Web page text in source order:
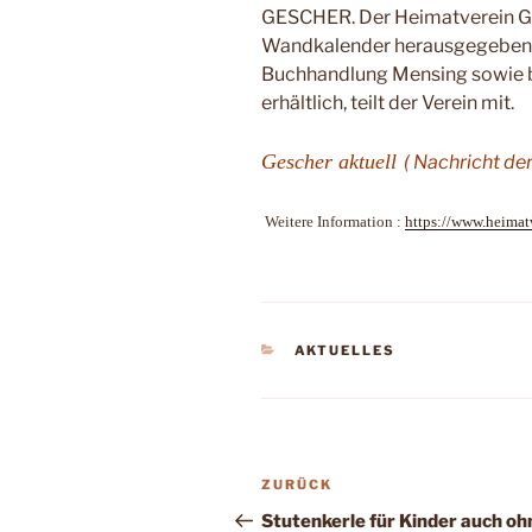
GESCHER. Der Heimatver­ein
Wandka­lender
Buchhand­lung Mensing sowie
erhältlich, teilt der Verein mit.
Gescher aktuell ( Nachricht
Weitere Information : https://
KATEGORIEN
AKTUELLES
Beitragsnavigation
Vorheriger
Beitrag
ZURÜCK
Stutenkerle für Kinder auch